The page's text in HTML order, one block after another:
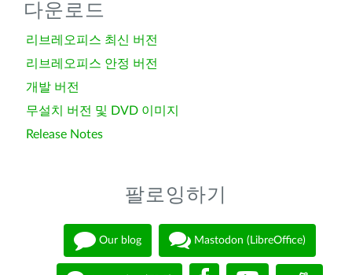
다운로드
리브레오피스 최신 버전
리브레오피스 안정 버전
개발 버전
무설치 버전 및 DVD 이미지
Release Notes
팔로잉하기
Our blog Mastodon (LibreOffice)